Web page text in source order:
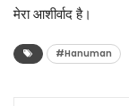
मेरा आशीर्वाद है।
#Hanuman